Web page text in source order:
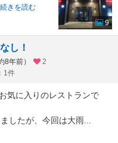
続きを読む
9
し！
年前）
2
1件
気に入りのレストランで
したが、今回は大雨